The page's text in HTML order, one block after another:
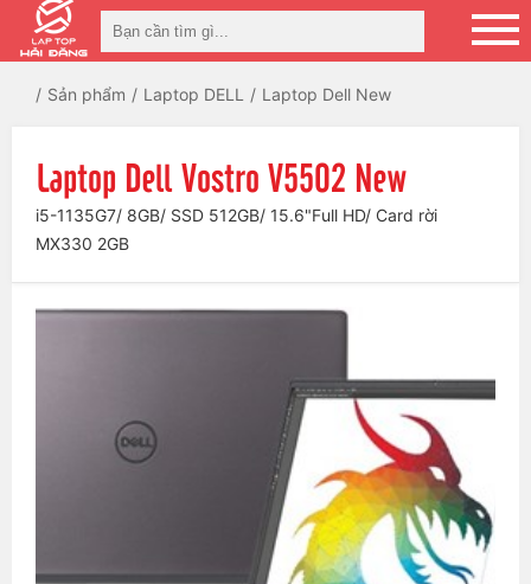
Sản phẩm Laptop DELL Laptop Dell New
Laptop Dell Vostro V5502 New
i5-1135G7/ 8GB/ SSD 512GB/ 15.6"Full HD/ Card rời
MX330 2GB